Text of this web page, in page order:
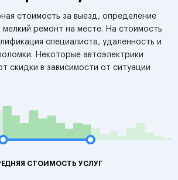
стоимость за выезд, определение
мелкий ремонт на месте. На стоимость
специалиста, удаленность и
Некоторые автоэлектрики
скидки в зависимости от ситуации
СТОИМОСТЬ УСЛУГ